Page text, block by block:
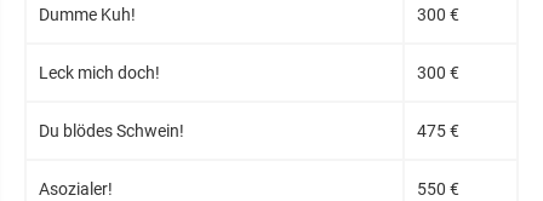
Dumme Kuh! 300 €
Leck mich doch! 300 €
Du blödes Schwein! 475 €
Asozialer! 550 €